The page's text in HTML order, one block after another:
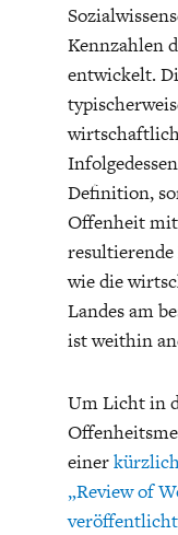
DIE
Kennzahlen
entwickelt.
Definition,
Offenheit
resultierende
wie die
Landes am
ist weithin
Um Licht in
einer
„Review of